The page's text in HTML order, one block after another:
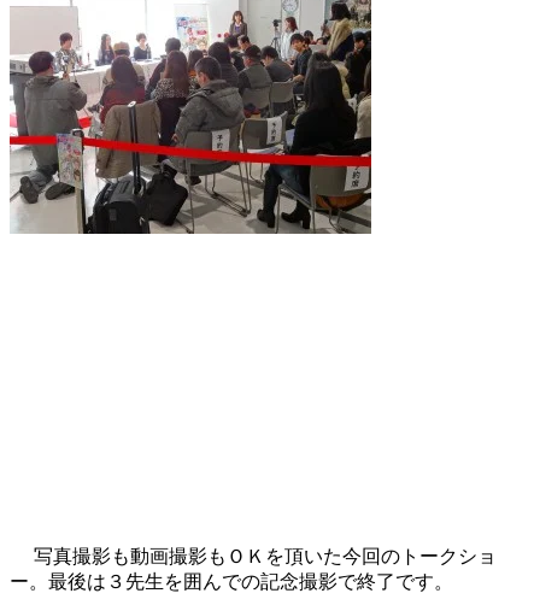
写真撮影も動画撮影もＯＫを頂いた今回のトークショ
ー。最後は３先生を囲んでの記念撮影で終了です。